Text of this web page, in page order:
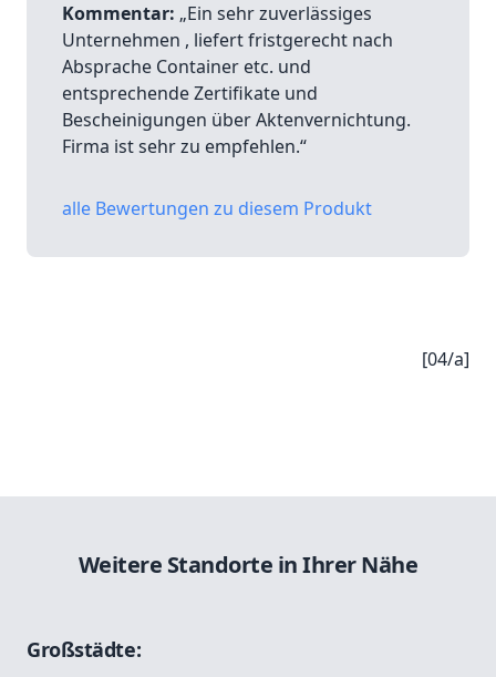
Kommentar: „Ein sehr zuverlässiges
Unternehmen , liefert fristgerecht nach
Absprache Container etc. und
entsprechende Zertifikate und
Bescheinigungen über Aktenvernichtung.
Firma ist sehr zu empfehlen.“
alle Bewertungen zu diesem Produkt
[04/a]
Weitere Standorte in Ihrer Nähe
Großstädte: